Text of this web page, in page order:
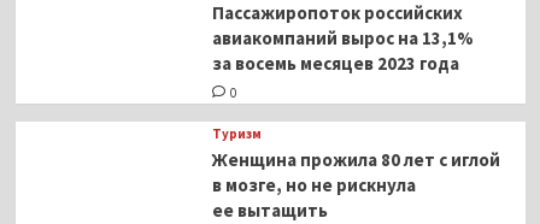
Пассажиропоток российских
авиакомпаний вырос на 13,1%
за восемь месяцев 2023 года
0
Туризм
Женщина прожила 80 лет с иглой
в мозге, но не рискнула
ее вытащить